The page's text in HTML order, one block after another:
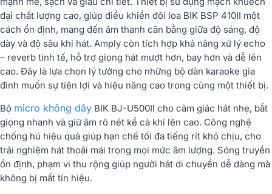
đại chất lượng cao, giúp điều khiển đôi loa BIK BSP 410II một
cách ổn định, mang đến âm thanh cân bằng giữa độ sáng, độ
dày và độ sâu khi hát. Amply còn tích hợp khả năng xử lý echo
– reverb tinh tế, hỗ trợ giọng hát mượt hơn, bay hơn và dễ lên
cao. Đây là lựa chọn lý tưởng cho những bộ dàn karaoke gia
đình muốn sự tiện lợi và hiệu năng cao trong cùng một thiết bị.
Bộ micro không dây BIK BJ-U500II cho cảm giác hát nhẹ, bắt
giọng nhanh và giữ âm rõ nét kể cả khi lên cao. Công nghệ
chống hú hiệu quả giúp hạn chế tối đa tiếng rít khó chịu, cho
trải nghiệm hát thoải mái trong mọi mức âm lượng. Sóng truyền
ổn định, phạm vi thu rộng giúp người hát di chuyển dễ dàng mà
không bị mất tín hiệu.